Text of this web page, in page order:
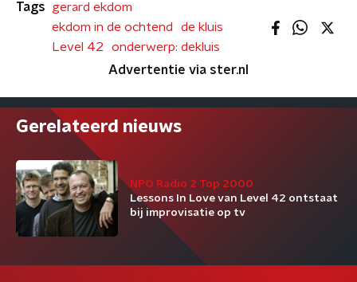
Tags
gerard ekdom
ekdom in de ochtend
de kluis
Level 42
onderwerp: dekluis
Advertentie via ster.nl
Gerelateerd nieuws
NPO Radio 2 Top 2000
Lessons In Love van Level 42 ontstaat
bij improvisatie op tv